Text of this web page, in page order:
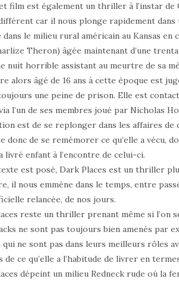
film est également un thriller à l’instar de
car il nous plonge rapidement
dans le milieu rural américain au Kansas en
Theron) âgée maintenant d’une
nuit horrible assistant au meurtre de sa
alors âgé de 16 ans à cette époque est
une peine de prison. Elle est
l’un de ses membres joué par Nicholas
est de se replonger dans les affaires de
donc de se remémorer ce qu’elle a vécu,
livré enfant à l’encontre de celui-ci.
est posé, Dark Places est un thriller
il nous emmène dans le temps, entre
relancée, de nos jours.
reste un thriller prenant même si l’on
ne sont pas toujours bien amenés par
qui ne sont pas dans leurs meilleurs rôles
de ce qu’elle a l’habitude de livrer en
dépeint un milieu Redneck rude où la